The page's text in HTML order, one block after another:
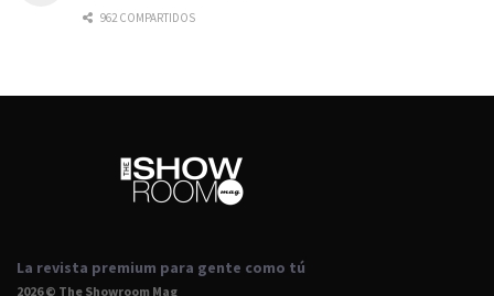
962 COMPARTIDOS
La revista premium para gente como tú
2026 © The Showroom Mag